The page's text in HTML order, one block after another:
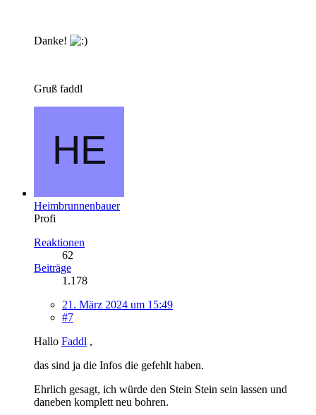
Danke!
Gruß faddl
Heimbrunnenbauer
Profi
Reaktionen
62
Beiträge
1.178
21. März 2024 um 15:49
#7
Hallo Faddl ,
das sind ja die Infos die gefehlt haben.
Ehrlich gesagt, ich würde den Stein Stein sein lassen und
daneben komplett neu bohren.